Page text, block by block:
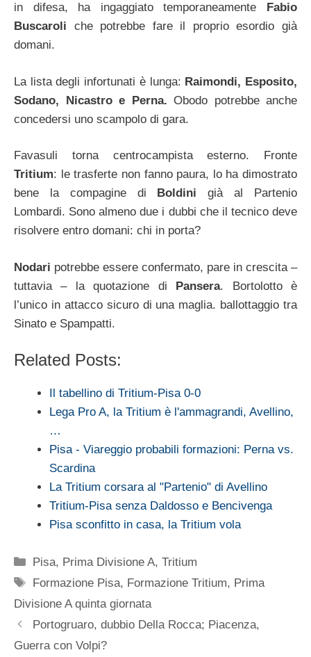
in difesa, ha ingaggiato temporaneamente
Fabio
Buscaroli che potrebbe fare il proprio esordio già
domani.
La lista degli infortunati è lunga: Raimondi, Esposito,
Sodano, Nicastro e Perna. Obodo potrebbe anche
concedersi uno scampolo di gara.
Favasuli torna centrocampista esterno. Fronte
Tritium: le trasferte non fanno paura, lo ha dimostrato
bene la compagine di
Boldini già al Partenio
Lombardi. Sono almeno due i dubbi che il tecnico deve
risolvere entro domani: chi in porta?
Nodari potrebbe essere confermato, pare in crescita –
tuttavia – la quotazione di Pansera. Bortolotto è
l’unico in attacco sicuro di una maglia. ballottaggio tra
Sinato e Spampatti.
Related Posts:
Il tabellino di Tritium-Pisa 0-0
Lega Pro A, la Tritium è l'ammagrandi, Avellino,
…
Pisa - Viareggio probabili formazioni: Perna vs.
Scardina
La Tritium corsara al "Partenio" di Avellino
Tritium-Pisa senza Daldosso e Bencivenga
Pisa sconfitto in casa, la Tritium vola
Categorie
Pisa, Prima Divisione A,Tritium
Tag
Formazione Pisa, Formazione Tritium, Prima
Divisione A quinta giornata
Portogruaro, dubbio Della Rocca; Piacenza,
Guerra con Volpi?